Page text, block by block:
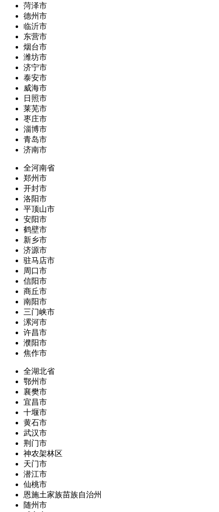
菏泽市
德州市
临沂市
东营市
烟台市
潍坊市
济宁市
泰安市
威海市
日照市
莱芜市
枣庄市
淄博市
青岛市
济南市
全河南省
郑州市
开封市
洛阳市
平顶山市
安阳市
鹤壁市
新乡市
济源市
驻马店市
周口市
信阳市
商丘市
南阳市
三门峡市
漯河市
许昌市
濮阳市
焦作市
全湖北省
鄂州市
襄樊市
宜昌市
十堰市
黄石市
武汉市
荆门市
神农架林区
天门市
潜江市
仙桃市
恩施土家族苗族自治州
随州市